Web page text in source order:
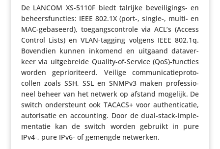
De LANCOM XS-5110F biedt talrijke bevei­li­gings- en
beheers­func­ties: IEEE 802.1X (port‑, single‑, multi- en
MAC-gebaseerd), toegangs­con­trole via ACL’s (Access
Control Lists) en VLAN-tagging volgens IEEE 802.1q.
Bovendien kunnen inkomend en uitgaand data­ver­
keer via uitge­breide Quality-of-Service (QoS)-functies
worden gepri­o­ri­teerd. Veilige commu­ni­ca­tie­pro­to­
collen zoals SSH, SSL en SNMPv3 maken profes­si­o­
neel beheer van het netwerk op afstand mogelijk. De
switch onder­steunt ook TACACS+ voor authen­ti­catie,
auto­ri­satie en accoun­ting. Door de dual-stack-imple­
men­tatie kan de switch worden gebruikt in pure
IPv4‑, pure IPv6- of gemengde netwerken.